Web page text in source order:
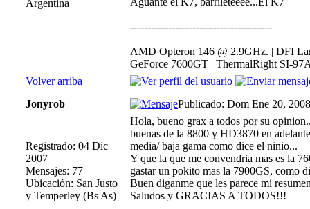
Argentina
-----------------------------------------
AMD Opteron 146 @ 2.9GHz. | DFI
GeForce 7600GT | ThermalRight SI-
Volver arriba
Jonyrob
Publicado: Dom Ene 20,
Registrado: 04 Dic
2007
Mensajes: 77
Ubicación: San Justo
y Temperley (Bs As)
Hola, bueno grax a todos por su
buenas de la 8800 y HD3870 en
media/ baja gama como dice el ninio...
Y que la que me convendria mas es la
gastar un pokito mas la 7900GS, como
Buen diganme que les parece mi
Saludos y GRACIAS A TODOS!!!